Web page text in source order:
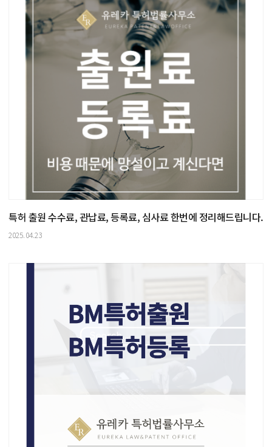
특허 출원 수수료, 관납료, 등록료, 심사료 한번에 정리해드립니다.
2025.04.23